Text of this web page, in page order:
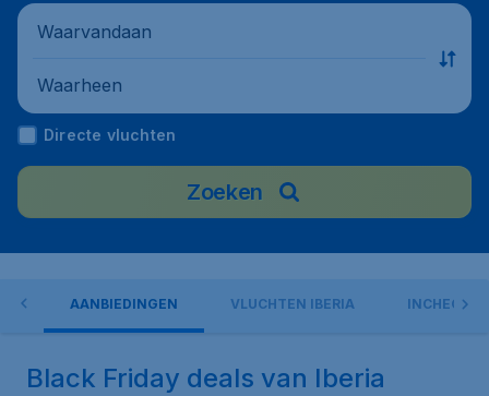
Waarvandaan
Waarheen
Directe vluchten
Zoeken
AANBIEDINGEN VLUCHTEN IBERIA INCHECKEN
Black Friday deals van Iberia